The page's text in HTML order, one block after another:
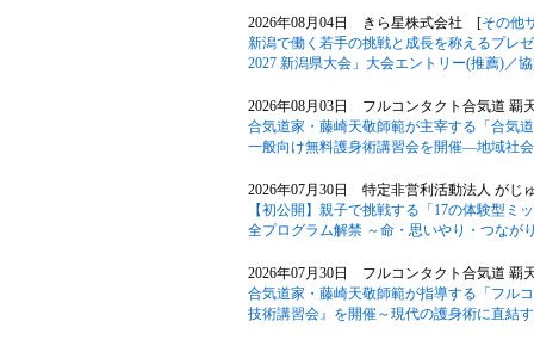
2026年08月04日 きら星株式会社 [その他
新潟で働く若手の挑戦と成長を称えるプレ
2027 新潟県大会」大会エントリー(推薦)／
2026年08月03日 フルコンタクト合気道
合気道家・藤崎天敬師範が主宰する「合気
一般向け無料護身術講習会を開催―地域社
2026年07月30日 特定非営利活動法人 が
【初公開】親子で挑戦する「17の体験型ミ
全プログラム解禁 ～命・思いやり・つなが
2026年07月30日 フルコンタクト合気道
合気道家・藤崎天敬師範が指導する「フル
技術講習会』を開催～現代の護身術に直結